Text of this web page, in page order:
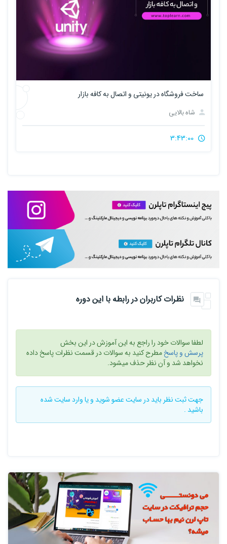
ساخت فروشگاه در یونیتی و اتصال به کافه بازار
شاه بالایی
نظرات کاربران در رابطه با این دوره
لطفا سوالات خود را راجع به این آموزش در این بخش
پرسش و پاسخمطرح کنید به سوالات در قسمت نظرات پاسخ داده
نخواهد شد و آن نظر حذف میشود.
جهت ثبت نظر باید در سایتعضو شوید و یاوارد سایتشده
باشید .